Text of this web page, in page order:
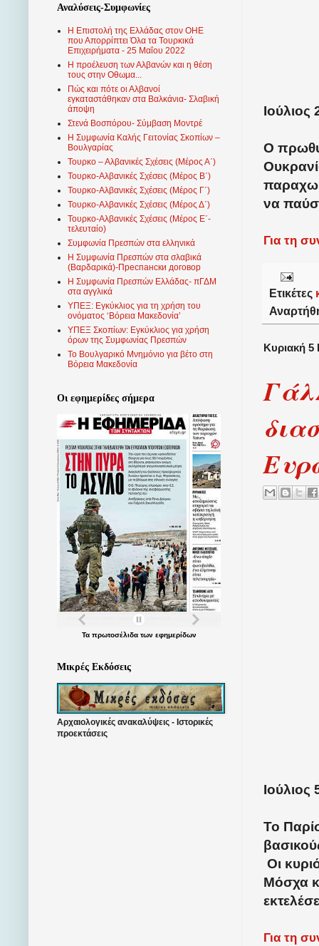
Ιούλιος
Ο
να
Για τη
Ετικέτες
Κυριακή 5
Ιούλιος
Το
Οι
Μόσχα
Για τη
Αναλύσεις-Συμφωνίες
Η Επιστολή της Ελλάδας στον ΟΗΕ
που Απορρίπτει Όλα τα Τουρκικά
Επιχειρήματα - 25 Μαΐου 2022
Η προέλευση των Αλβανών και η θέση
τους στην Οθωμα...
Πώς και πότε οι Αλβανοί
εγκαταστάθηκαν στα Βαλκάνια- Σλαβική
άποψη
Στενά Βοσπόρου- Σύμβαση Μοντρέ
Η Συμφωνία Καλής Γειτονίας Σκοπίων –
Βουλγαρίας
Τουρκο – Αλβανικές Σχέσεις (Mέρος Α΄)
Τουρκο-Αλβανικές Σχέσεις (Μέρος Β΄)
Τουρκο-Αλβανικές Σχέσεις (Μέρος Γ΄)
Τουρκο-Αλβανικές Σχέσεις (Μέρος Δ΄)
Τουρκο-Αλβανικές Σχέσεις (Μέρος Ε΄-
τελευταίο)
Συμφωνία Πρεσπών στα ελληνικά
Η Συμφωνία Πρεσπών στα σλαβικά
(Βαρδαρικά)-Преспански договор
Η Συμφωνία Πρεσπών Ελλάδας- πΓΔΜ
στα αγγλικά
ΥΠΕΞ: Εγκύκλιος για τη χρήση του
ονόματος ‘Βόρεια Μακεδονία’
ΥΠΕΞ Σκοπίων: Εγκύκλιος για χρήση
όρων της Συμφωνίας Πρεσπών
Το Βουλγαρικό Μνημόνιο για βέτο στη
Βόρεια Μακεδονία
Οι εφημερίδες σήμερα
Τα πρωτοσέλιδατων εφημερίδων
Μικρές Εκδόσεις
Αρχαιολογικές ανακαλύψεις - Ιστορικές
προεκτάσεις